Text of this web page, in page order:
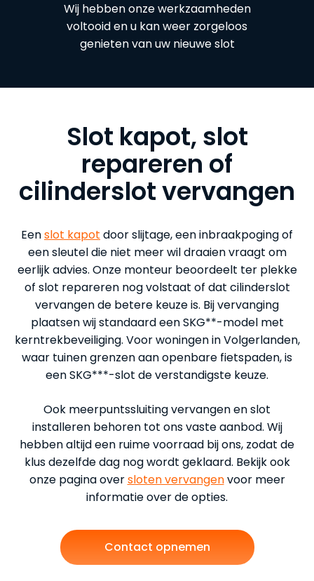
Wij hebben onze werkzaamheden
voltooid en u kan weer zorgeloos
genieten van uw nieuwe slot
Slot kapot, slot
repareren of
cilinderslot vervangen
Eenslot kapot door slijtage, een inbraakpoging of
een sleutel die niet meer wil draaien vraagt om
eerlijk advies. Onze monteur beoordeelt ter plekke
of slot repareren nog volstaat of dat cilinderslot
vervangen de betere keuze is. Bij vervanging
plaatsen wij standaard een SKG**-model met
kerntrekbeveiliging. Voor woningen in Volgerlanden,
waar tuinen grenzen aan openbare fietspaden, is
een SKG***-slot de verstandigste keuze.
Ook meerpuntssluiting vervangen en slot
installeren behoren tot ons vaste aanbod. Wij
hebben altijd een ruime voorraad bij ons, zodat de
klus dezelfde dag nog wordt geklaard. Bekijk ook
onze pagina oversloten vervangenvoor meer
informatie over de opties.
Contact opnemen